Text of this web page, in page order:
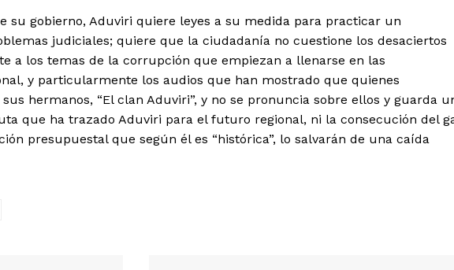
SUSCRIBETE
Contacto
Prensa
su gobierno, Aduviri quiere leyes a su medida para practicar un
judiciales; quiere que la ciudadanía no cuestione los desaciertos
a los temas de la corrupción que empiezan a llenarse en las
y particularmente los audios que han mostrado que quienes
hermanos, “El clan Aduviri”, y no se pronuncia sobre ellos y guarda
que ha trazado Aduviri para el futuro regional, ni la consecución del
presupuestal que según él es “histórica”, lo salvarán de una caída